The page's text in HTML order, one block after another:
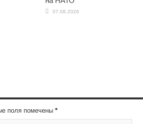
07.08.2026
поля помечены *